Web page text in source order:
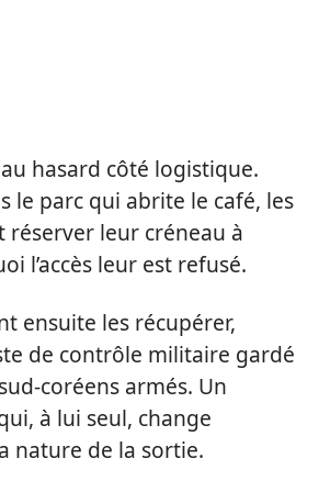
au hasard côté logistique.
le parc qui abrite le café, les
réserver leur créneau à
l’accès leur est refusé.
ensuite les récupérer,
de contrôle militaire gardé
coréens armés. Un
à lui seul, change
nature de la sortie.